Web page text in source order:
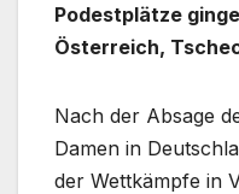
Podestplätze
Österreich,
Nach der Absage
Damen in
der Wettkämpfe in